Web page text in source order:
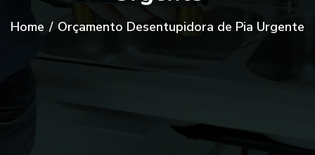
Home / Orçamento Desentupidora de Pia Urgente